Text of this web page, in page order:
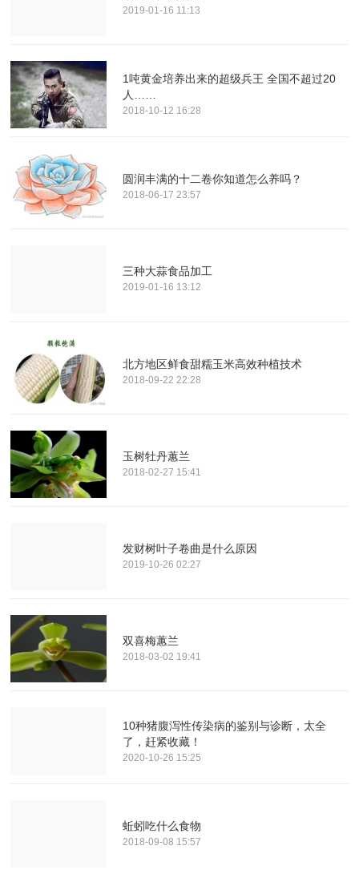
2019-01-16 11:13
1吨黄金培养出来的超级兵王 全国不超过20
人……
2018-10-12 16:28
圆润丰满的十二卷你知道怎么养吗？
2018-06-17 23:57
三种大蒜食品加工
2019-01-16 13:12
北方地区鲜食甜糯玉米高效种植技术
2018-09-22 22:28
玉树牡丹蕙兰
2018-02-27 15:41
发财树叶子卷曲是什么原因
2019-10-26 02:27
双喜梅蕙兰
2018-03-02 19:41
10种猪腹泻性传染病的鉴别与诊断，太全
了，赶紧收藏！
2020-10-26 15:25
蚯蚓吃什么食物
2018-09-08 15:57